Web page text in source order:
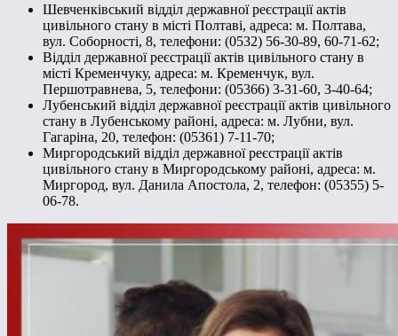
Шевченківський відділ державної реєстрації актів
цивільного стану в місті Полтаві, адреса: м. Полтава,
вул. Соборності, 8, телефони: (0532) 56-30-89, 60-71-62;
Відділ державної реєстрації актів цивільного стану в
місті Кременчуку, адреса: м. Кременчук, вул.
Першотравнева, 5, телефони: (05366) 3-31-60, 3-40-64;
Лубенський відділ державної реєстрації актів цивільного
стану в Лубенському районі, адреса: м. Лубни, вул.
Гагаріна, 20, телефон: (05361) 7-11-70;
Миргородський відділ державної реєстрації актів
цивільного стану в Миргородському районі, адреса: м.
Миргород, вул. Данила Апостола, 2, телефон: (05355) 5-
06-78.